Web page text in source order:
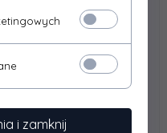
i zamknij